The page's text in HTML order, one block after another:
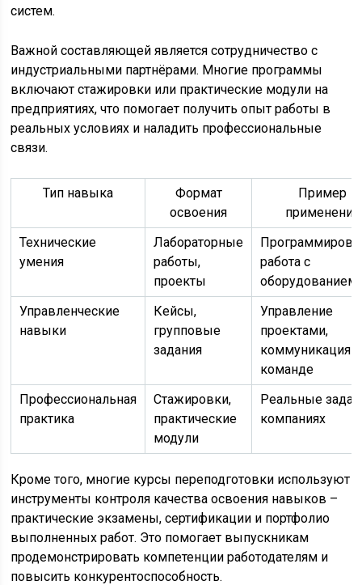
систем.
Важной составляющей является сотрудничество с
индустриальными партнёрами. Многие программы
включают стажировки или практические модули на
предприятиях, что помогает получить опыт работы в
реальных условиях и наладить профессиональные
связи.
Тип навыка
Формат
освоения
Пример
применения
Технические
умения
Лабораторные
работы,
проекты
работа с
оборудованием
Управленческие
навыки
Кейсы,
групповые
задания
Управление
проектами,
коммуникация в
команде
Профессиональная
практика
Стажировки,
практические
модули
Реальные
компаниях
Кроме того, многие курсы переподготовки используют
инструменты контроля качества освоения навыков –
практические экзамены, сертификации и портфолио
выполненных работ. Это помогает выпускникам
продемонстрировать компетенции работодателям и
повысить конкурентоспособность.